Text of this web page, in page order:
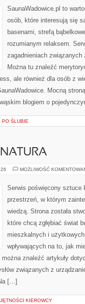
SaunaWadowice.pl to
osób, które interesują się
basenami, strefą
rozumianym relaksem.
zagadnieniach
Można tu znaleźć
ale również dla osób z
Mocną
blogiem o
PO ŚLUBIE
MOŻLIWOŚĆ
Serwis poświęcony sztuce
przestrzeń, w którym
wiedzą. Strona została
które chcą zgłębiać świat
mieszkalnych i
wpływających na to, jak
znaleźć artykuły
związanych z
[…]
KIEROWCY